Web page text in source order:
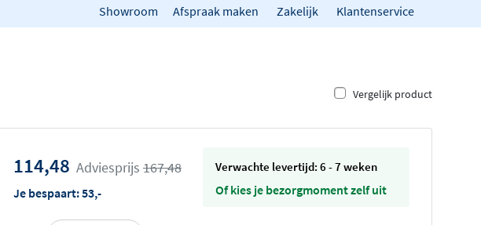
Showroom Afspraak maken Zakelijk Klantenservice
Vergelijk product
114,48 Adviesprijs 167,48
Je bespaart:53,-
Verwachte levertijd: 6 - 7 weken
Of kies je bezorgmoment zelf uit